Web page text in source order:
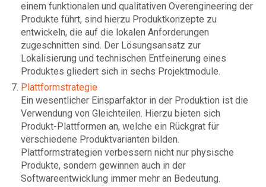
einem funktionalen und qualitativen Overengineering der
Produkte führt, sind hierzu Produktkonzepte zu
entwickeln, die auf die lokalen Anforderungen
zugeschnitten sind. Der Lösungsansatz zur
Lokalisierung und technischen Entfeinerung eines
Produktes gliedert sich in sechs Projektmodule.
Plattformstrategie
Ein wesentlicher Einsparfaktor in der Produktion ist die
Verwendung von Gleichteilen. Hierzu bieten sich
Produkt-Plattformen an, welche ein Rückgrat für
verschiedene Produktvarianten bilden.
Plattformstrategien verbessern nicht nur physische
Produkte, sondern gewinnen auch in der
Softwareentwicklung immer mehr an Bedeutung.